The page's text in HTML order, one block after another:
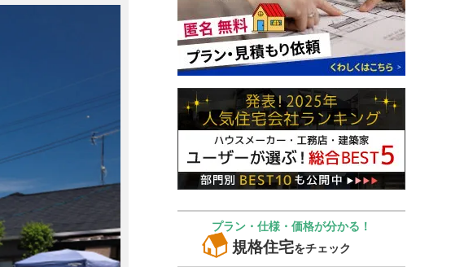
プラン・仕様・価格が分かる！
規格住宅をチェック